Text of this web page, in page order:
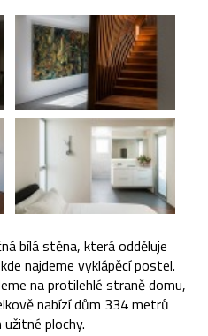
bílá stěna, která odděluje
najdeme vyklápěcí postel.
na protilehlé straně domu,
nabízí dům 334 metrů
plochy.